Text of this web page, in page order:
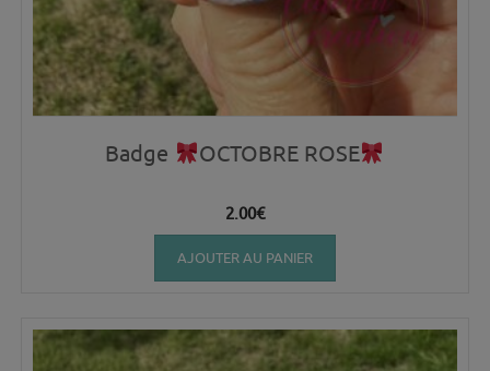
Badge OCTOBRE ROSE
2.00€
AJOUTER AU PANIER